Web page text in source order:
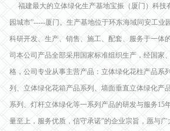
福建最大的立体绿化生产基地宝振（厦门）科技
园城市”-----厦门。生产基地位于环东海域同安工业
科研开发、生产、销售、施工、配套、服务于一体
司本公司产品全部采用国家标准组织生产，经国家
格，公司专业从事主营产品：立体绿化花柱产品系
列、立体绿化花箱产品系列、墙面垂直立体绿化产
系列、灯杆立体绿化等一系列产品的研发与服务15
量至上，服务优质，信守承诺”的企业宗旨，愿与